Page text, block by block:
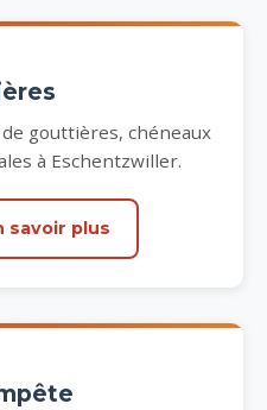
gouttières, chéneaux
à Eschentzwiller.
savoir plus